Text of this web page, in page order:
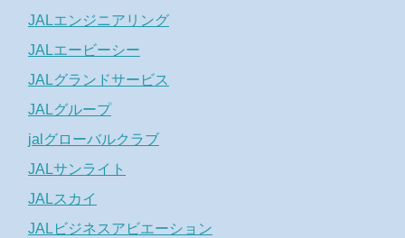
JALエンジニアリング
JALエービーシー
JALグランドサービス
JALグループ
jalグローバルクラブ
JALサンライト
JALスカイ
JALビジネスアビエーション